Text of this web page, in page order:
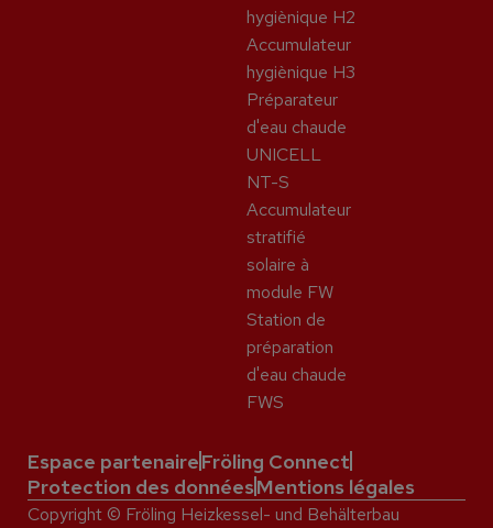
hygiènique H2
Accumulateur
hygiènique H3
Préparateur
d'eau chaude
UNICELL
NT-S
Accumulateur
stratifié
solaire à
module FW
Station de
préparation
d'eau chaude
FWS
Espace partenaireFröling Connect
Protection des donnéesMentions légales
Copyright © Fröling Heizkessel- und Behälterbau